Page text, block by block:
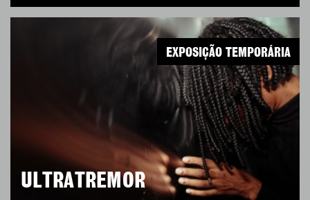
ULTRATREMOR
EXPOSIÇÃO TEMPORÁRIA